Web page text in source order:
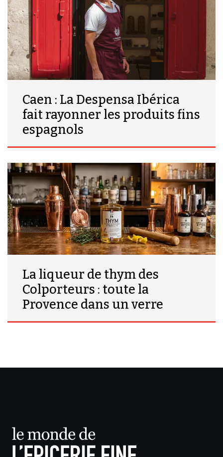
Caen : La Despensa Ibérica
fait rayonner les produits fins
espagnols
La liqueur de thym des
Colporteurs : toute la
Provence dans un verre